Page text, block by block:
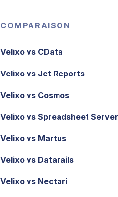
COMPARAISON
Velixo vs CData
Velixo vs Jet Reports
Velixo vs Cosmos
Velixo vs Spreadsheet Server
Velixo vs Martus
Velixo vs Datarails
Velixo vs Nectari